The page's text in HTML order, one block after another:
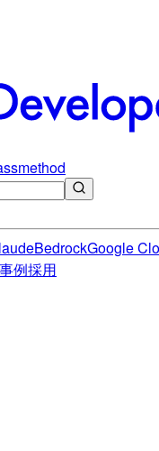
BedrockGoogle
事例採用